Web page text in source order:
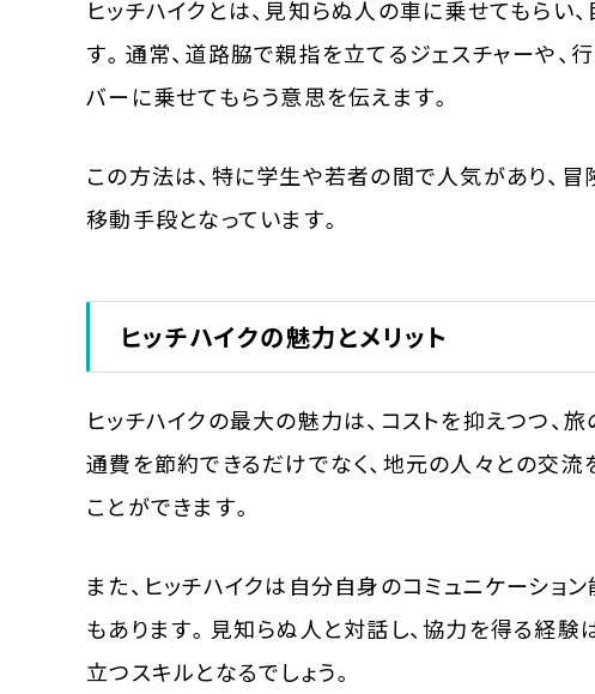
ヒッチハイクとは、見知らぬ人の車に乗せてもらい
す。通常、道路脇で親指を立てるジェスチャーや、
バーに乗せてもらう意思を伝えます。
この方法は、特に学生や若者の間で人気があり、
移動手段となっています。
ヒッチハイクの魅力とメリット
ヒッチハイクの最大の魅力は、コストを抑えつつ、
通費を節約できるだけでなく、地元の人々との交
ことができます。
また、ヒッチハイクは自分自身のコミュニケーシ
もあります。見知らぬ人と対話し、協力を得る経
立つスキルとなるでしょう。